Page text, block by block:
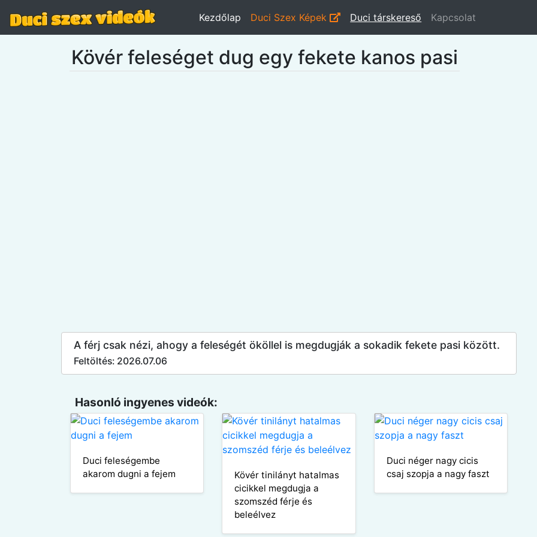
Kezdőlap Duci Szex Képek Duci társkereső Kapcsolat
Kövér feleséget dug egy fekete kanos pasi
A férj csak nézi, ahogy a feleségét ököllel is megdugják a sokadik fekete pasi között.
Feltöltés: 2026.07.06
Hasonló ingyenes videók:
Duci feleségembe
akarom dugni a fejem
Kövér tinilányt hatalmas
cicikkel megdugja a
szomszéd férje és
beleélvez
Duci néger nagy cicis
csaj szopja a nagy faszt